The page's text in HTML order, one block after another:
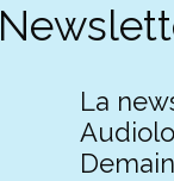
La